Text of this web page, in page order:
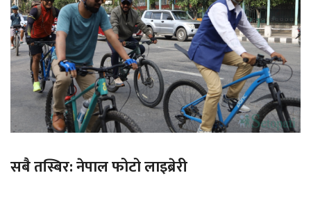
सबै तस्बिर: नेपाल फोटो लाइब्रेरी